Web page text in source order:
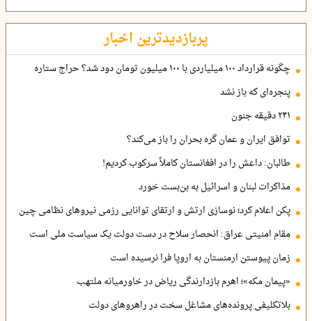
پربازدیدترین اخبار
چگونه قرارداد ۱۰۰ میلیاردی با ۱۰۰ میلیون تومان دود شد؟ حراج ستاره
پنجره‌ای که باز نشد
۲۴۱ دقیقه جنون
توافق ایران و عمان گره بحران را باز می‌کند؟
طالبان: داعش را در افغانستان کاملاً سرکوب کردیم!
مذاکرات لبنان و اسرائیل به بن‌بست خورد
پکن اعلام کرد؛ نوسازی ارتش و ارتقای توانایی رزمی نیروهای نظامی چین
مقام امنیتی عراق: انحصار سلاح در دست دولت یک سیاست ملی است
زمان پیوستن ارمنستان به اروپا فرا نرسیده است
«پیمان مکه»؛ اهرم بازدارندگی ریاض در خاورمیانه ملتهب
بلاتکلیفی پرونده‌های مشاغل سخت در راهروهای دولت